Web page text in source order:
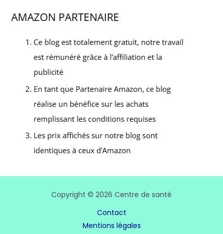
Copyright © 2026 Centre de santé
Contact
Mentions légales